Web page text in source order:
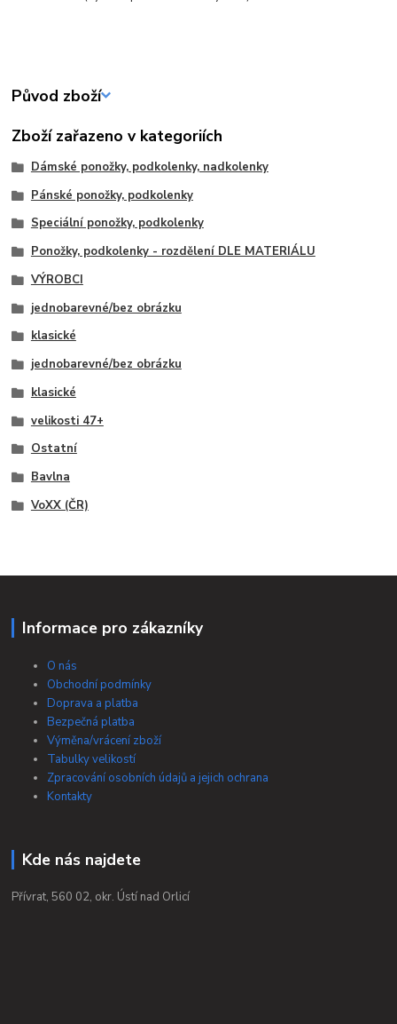
Původ zboží
Zboží zařazeno v kategoriích
Dámské ponožky, podkolenky, nadkolenky
Pánské ponožky, podkolenky
Speciální ponožky, podkolenky
Ponožky, podkolenky - rozdělení DLE MATERIÁLU
VÝROBCI
jednobarevné/bez obrázku
klasické
jednobarevné/bez obrázku
klasické
velikosti 47+
Ostatní
Bavlna
VoXX (ČR)
Informace pro zákazníky
O nás
Obchodní podmínky
Doprava a platba
Bezpečná platba
Výměna/vrácení zboží
Tabulky velikostí
Zpracování osobních údajů a jejich ochrana
Kontakty
Kde nás najdete
Přívrat, 560 02, okr. Ústí nad Orlicí